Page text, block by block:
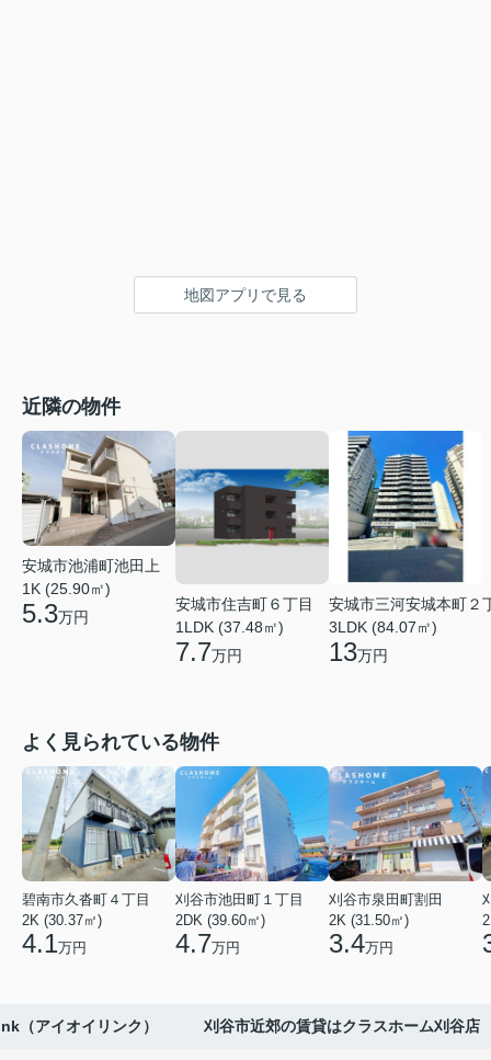
地図アプリで見る
近隣の物件
安城市池浦町池田上
1K (25.90㎡)
5.3万円
安城市住吉町６丁目
1LDK (37.48㎡)
7.7万円
安城市三河安城本町２
3LDK (84.07㎡)
13万円
よく見られている物件
碧南市久沓町４丁目
2K (30.37㎡)
4.1万円
刈谷市池田町１丁目
2DK (39.60㎡)
4.7万円
刈谷市泉田町割田
2K (31.50㎡)
3.4万円
（アイオイリンク） 刈谷市近郊の賃貸はクラスホーム刈谷店